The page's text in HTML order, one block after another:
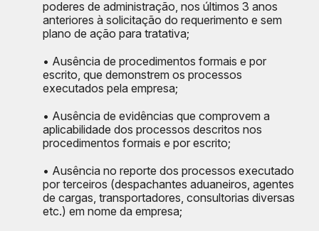
poderes de administração, nos últimos 3 anos
anteriores à solicitação do requerimento e sem
plano de ação para tratativa;
• Ausência de procedimentos formais e por
escrito, que demonstrem os processos
executados pela empresa;
• Ausência de evidências que comprovem a
aplicabilidade dos processos descritos nos
procedimentos formais e por escrito;
• Ausência no reporte dos processos executado
por terceiros (despachantes aduaneiros, agentes
de cargas, transportadores, consultorias diversas
etc.) em nome da empresa;